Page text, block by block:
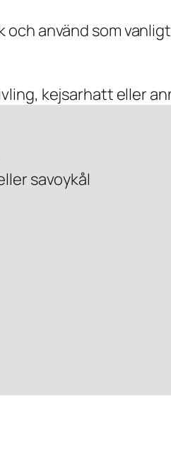
och använd som
kejsarhatt eller
savoykål